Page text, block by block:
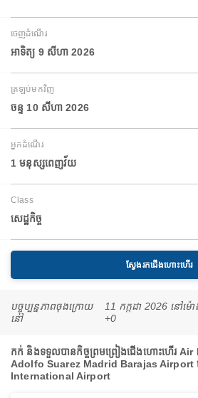
ចេញដំណើរ
អាទិត្យ 9 សីហា 2026
ត្រឡប់មកវិញ
ចន្ទ 10 សីហា 2026
អ្នកដំណើរ
1 មនុស្សពេញវ័យ
Class
សេដ្ឋកិច្ច
ស្វែងរកជើងហោះហើរ
បច្ចុប្បន្នភាពចុងក្រោយ
នៅ
11 កក្កដា 2026 នៅ​
+0
កក់ និងទទួលបានកិច្ចព្រមព្រៀងជើងហោះហើរ
Adolfo Suarez Madrid Barajas Airport
International Airport